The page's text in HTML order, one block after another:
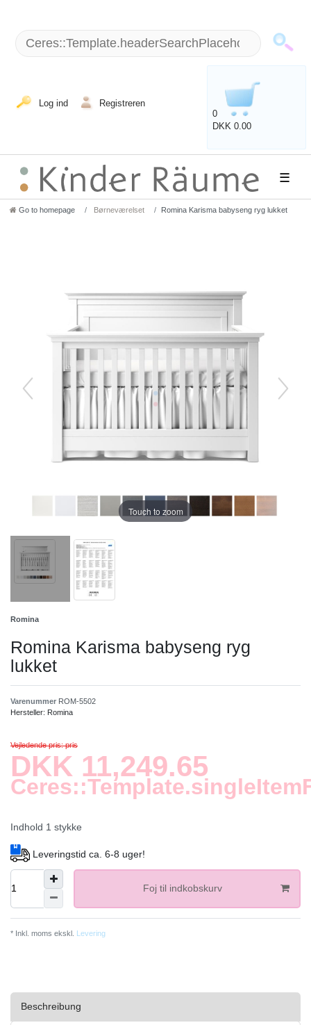
Log ind
Registreren
0
DKK 0.00
☰
Go to homepage Børneværelset Romina Karisma babyseng ryg lukket
Touch to zoom
Romina
Romina Karisma babyseng ryg
lukket
Varenummer ROM-5502
Hersteller: Romina
Vejledende pris: pris
DKK 11,249.65
Indhold 1 stykke
Leveringstid ca. 6-8 uger!
Foj til indkobskurv
* Inkl. moms ekskl. Levering
Beschreibung